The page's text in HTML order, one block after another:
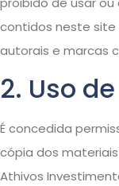
contidos neste site
autorais e marcas
2. Uso
É concedida
cópia dos
Athivos